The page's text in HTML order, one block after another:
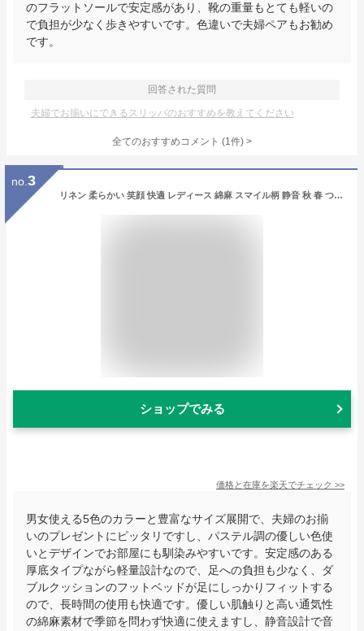
のフラットソールで安定感があり、靴の重量もとても軽いの
で負担が少なく歩きやすいです。色違いで夫婦ペアもお勧め
です。
回答された質問
夫婦でお揃いにできるスリッパのおすすめを教えてください
全てのおすすめコメント (1件) >
no. 3
リネン 柔らかい 笑顔 快適 レディース 綿麻 スマイル柄 静音 秋 春 つっかけ カップル 夏 冬 吸湿 プレゼント 通気 室内履き 上履き 来客用 携帯用 トイレ用 ルームシューズ 厚底 お揃い 夫婦 オフィス かわいい おしゃれ 新婚祝い スリッパ
ショップでみる
価格と在庫を楽天でチェック >>
男女使える5色のカラーと豊富なサイズ展開で、夫婦のお揃
いのプレゼントにピッタリですし、パステル調の優しい色使
いとデザインでお部屋にも馴染みやすいです。安定感のある
厚底タイプながら軽量設計なので、足への負担も少なく、ダ
ブルクッションのフットベッドが足にしっかりフィットする
ので、長時間の使用も快適です。優しい肌触りと高い通気性
の綿麻素材で季節を問わず快適に使えますし、静音設計で音